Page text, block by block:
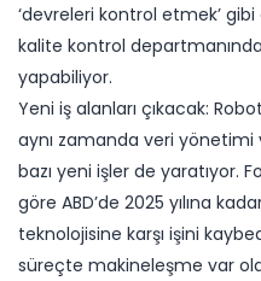
‘devreleri kontrol etmek’
kalite kontrol
yapabiliyor.
Yeni iş alanları çıkacak:
aynı zamanda veri
bazı yeni işler de yaratıyor.
göre ABD’de 2025 yılına
teknolojisine karşı işini
süreçte makineleşme var